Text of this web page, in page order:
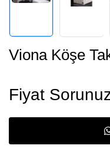
Viona Köşe
Fiyat